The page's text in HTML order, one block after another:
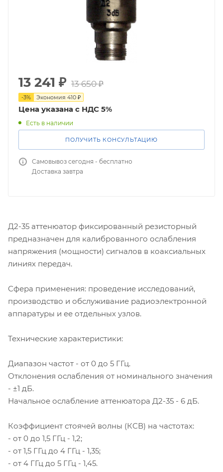
13 241 ₽ 13 650₽
-3% Экономия 410 ₽
Цена указана с НДС 5%
Есть в наличии
ПОЛУЧИТЬ КОНСУЛЬТАЦИЮ
Самовывоз сегодня - бесплатно
Доставка завтра
Д2-35 аттенюатор фиксированный резисторный
предназначен для калиброванного ослабления
напряжения (мощности) сигналов в коаксиальных
линиях передач.
Сфера применения: проведение исследований,
производство и обслуживание радиоэлектронной
аппаратуры и ее отдельных узлов.
Технические характеристики:
Диапазон частот - от 0 до 5 ГГц.
Отклонения ослабления от номинального значения
- ±1 дБ.
Начальное ослабление аттенюатора Д2-35 - 6 дБ.
Коэффициент стоячей волны (КСВ) на частотах:
- от 0 до 1,5 ГГц - 1,2;
- от 1,5 ГГц до 4 ГГц - 1,35;
- от 4 ГГц до 5 ГГц - 1,45.